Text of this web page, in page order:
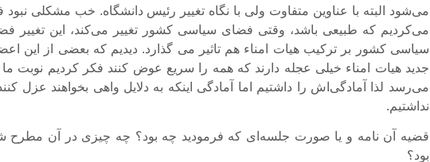
می‌شود البته با عناوین متفاوت ولی با نگاه تغییر رئیس دانشگاه. خب مشکلی نبود
می‌کردیم که طبیعی باشد، وقتی فضای سیاسی کشور تغییر می‌کند، این تغییر
سیاسی کشور بر ترکیب هیات امناء هم تاثیر می گذارد. دیدیم که بعضی از این
جدید هیات امناء خیلی عجله دارند که همه را سریع عوض کنند فکر کردیم نوبت
می‌رسد لذا آمادگی‌اش را داشتیم اما آمادگی اینکه به دلایل واهی بخواهند عزل کنند
نداشتیم.
قضیه آن نامه و یا صورت جلسه‌ای که فرمودید چه بود؟ چه چیزی در آن مطرح
بود؟